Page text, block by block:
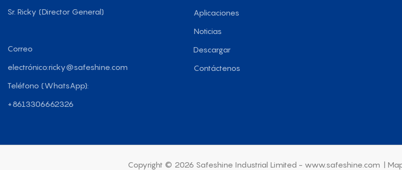
Sr. Ricky (Director General)
Correo
electrónico:ricky@safeshine.com
Teléfono (WhatsApp):
+8613306662326
Aplicaciones
Noticias
Descargar
Contáctenos
Copyright © 2026 Safeshine Industrial Limited - www.safeshine.com |